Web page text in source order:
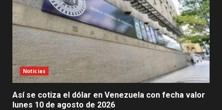
Noticias
Así se cotiza el dólar en Venezuela con fecha valor
lunes 10 de agosto de 2026